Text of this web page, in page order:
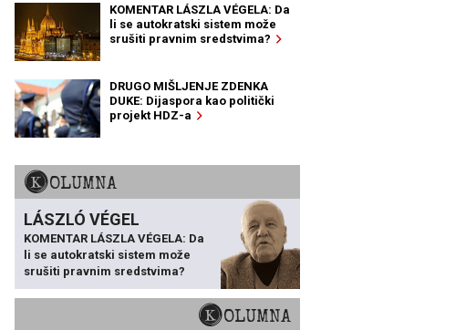
KOMENTAR LÁSZLA VÉGELA: Da
li se autokratski sistem može
srušiti pravnim sredstvima?
DRUGO MIŠLJENJE ZDENKA
DUKE: Dijaspora kao politički
projekt HDZ-a
KOLUMNA
LÁSZLÓ VÉGEL
KOMENTAR LÁSZLA VÉGELA: Da
li se autokratski sistem može
srušiti pravnim sredstvima?
KOLUMNA